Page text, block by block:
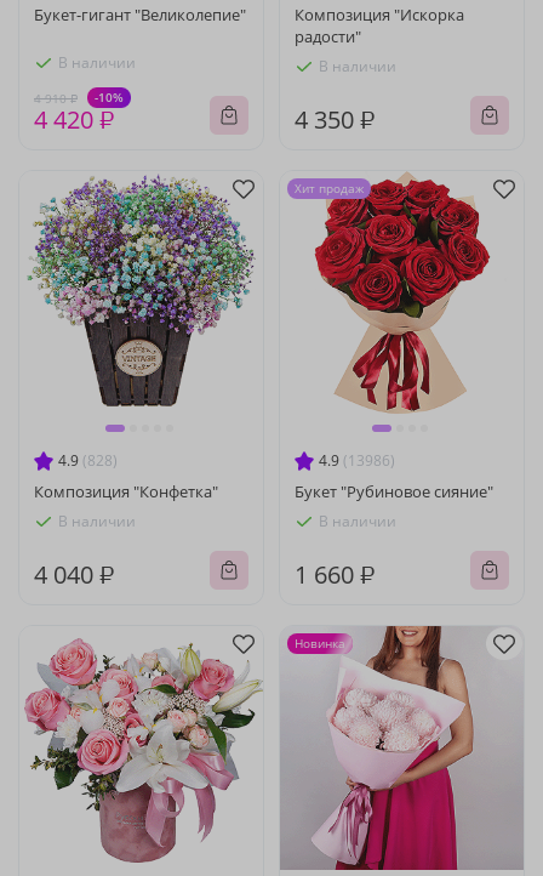
Букет-гигант "Великолепие"
В наличии
4 910 ₽ -10%
4 420 ₽
Композиция "Искорка
радости"
В наличии
4 350 ₽
4.9 (828)
Композиция "Конфетка"
В наличии
4 040 ₽
4.9 (13986)
Букет "Рубиновое сияние"
В наличии
1 660 ₽
Хит продаж
Новинка